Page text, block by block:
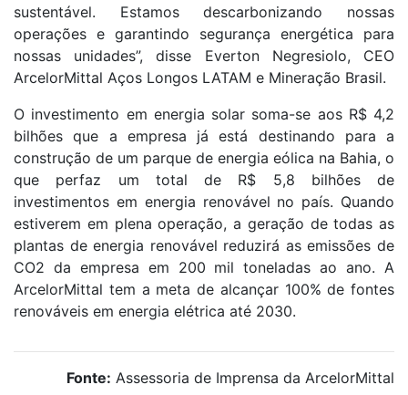
sustentável. Estamos descarbonizando nossas
operações e garantindo segurança energética para
nossas unidades”, disse Everton Negresiolo, CEO
ArcelorMittal Aços Longos LATAM e Mineração Brasil.
O investimento em energia solar soma-se aos R$ 4,2
bilhões que a empresa já está destinando para a
construção de um parque de energia eólica na Bahia, o
que perfaz um total de R$ 5,8 bilhões de
investimentos em energia renovável no país. Quando
estiverem em plena operação, a geração de todas as
plantas de energia renovável reduzirá as emissões de
CO2 da empresa em 200 mil toneladas ao ano. A
ArcelorMittal tem a meta de alcançar 100% de fontes
renováveis em energia elétrica até 2030.
Fonte: Assessoria de Imprensa da ArcelorMittal